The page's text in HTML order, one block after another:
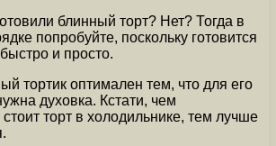
блинный торт? Нет? Тогда в
попробуйте, поскольку готовится
и просто.
тортик оптимален тем, что для его
духовка. Кстати, чем
торт в холодильнике, тем лучше